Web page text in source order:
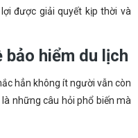
được giải quyết kịp thời và
bảo hiểm du lịch
hẳn không ít người vẫn còn
những câu hỏi phổ biến mà